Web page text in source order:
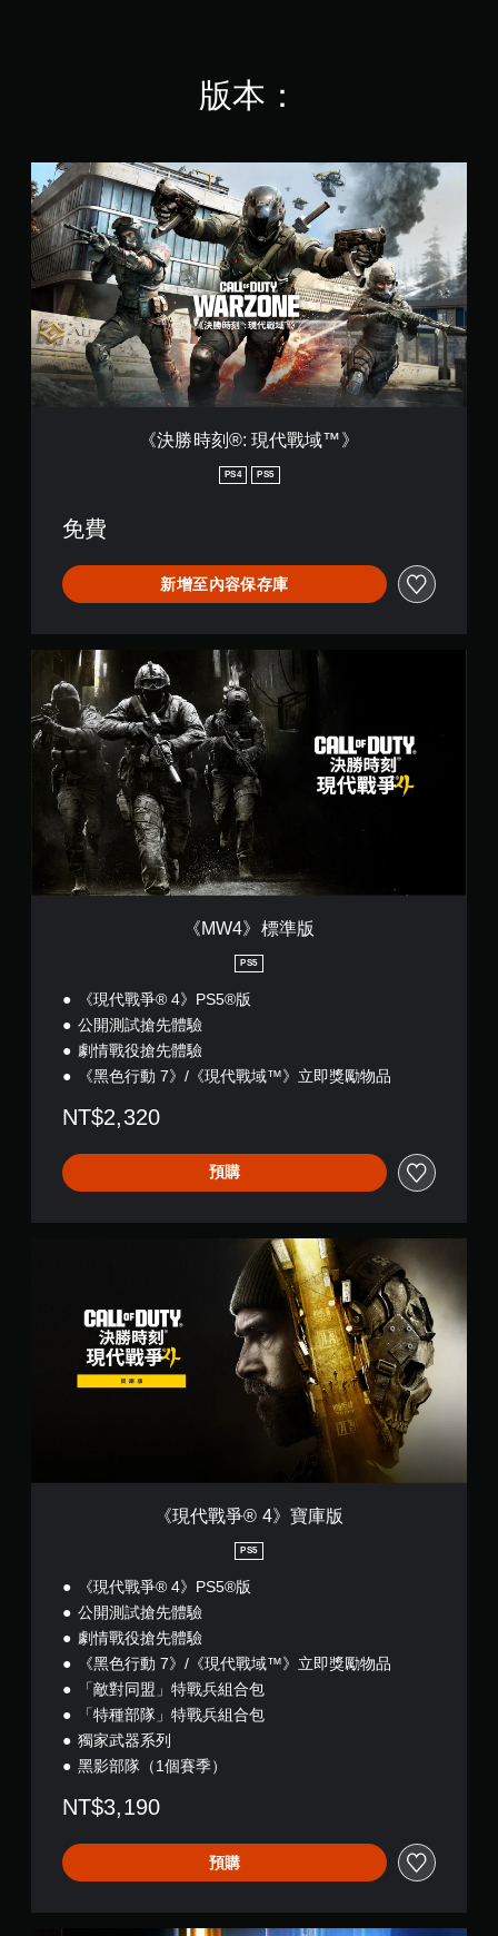
版本：
決
勝
時
刻
®
:
現
代
戰
域
™
《決勝時刻®: 現代戰域™》
PS4 PS5
免費
新增至內容保存庫
4
》
《MW4》標準版
PS5
《現代戰爭® 4》PS5®版
公開測試搶先體驗
劇情戰役搶先體驗
《黑色行動 7》/《現代戰域™》立即獎勵物品
NT$2,320
預購
《現代戰爭® 4》寶庫版
PS5
《現代戰爭® 4》PS5®版
公開測試搶先體驗
劇情戰役搶先體驗
《黑色行動 7》/《現代戰域™》立即獎勵物品
「敵對同盟」特戰兵組合包
「特種部隊」特戰兵組合包
獨家武器系列
黑影部隊（1個賽季）
NT$3,190
預購